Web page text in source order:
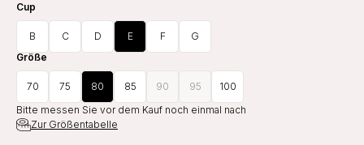
Cup
B C D E F
G
Größe
70 75 80 85 90 95
100
Bitte messen Sie vor dem Kauf noch einmal nach
Zur Größentabelle